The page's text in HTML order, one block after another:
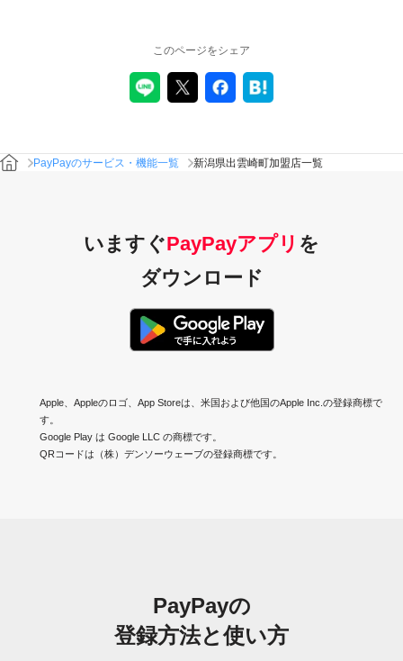
このページをシェア
PayPayのサービス・機能一覧 新潟県出雲崎町加盟店一覧
いますぐPayPayアプリ を
ダウンロード
Apple、Appleのロゴ、App Storeは、米国および他国のApple Inc.の登録商標で
す。
Google Play は Google LLC の商標です。
QRコードは（株）デンソーウェーブの登録商標です。
PayPayの
登録方法と使い方